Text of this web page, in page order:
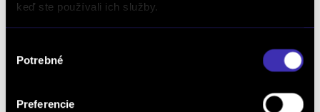
keď ste používali ich služby.
súhlasu
Potrebné
Preferencie
E-mail: *